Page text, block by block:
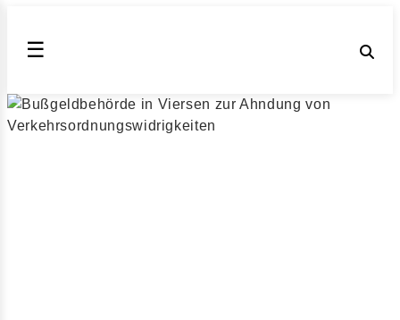
☰
Ordnung und Sicherheit Stadt Viersen,